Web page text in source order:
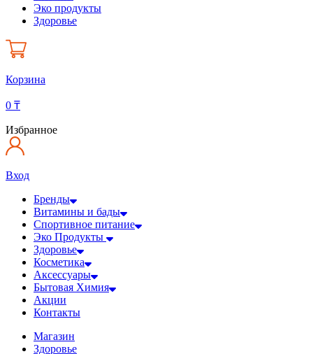
Эко продукты
Здоровье
Корзина
0 ₸
Избранное
Вход
Бренды
Витамины и бады
Спортивное питание
Эко Продукты
Здоровье
Косметика
Аксессуары
Бытовая Химия
Акции
Контакты
Магазин
Здоровье